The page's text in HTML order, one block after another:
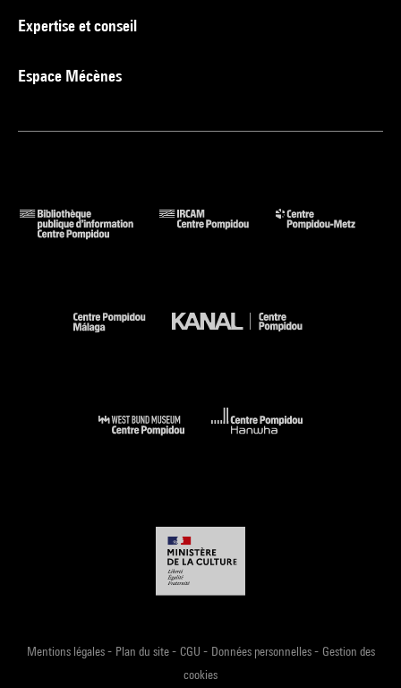
Expertise et conseil
Espace Mécènes
Mentions légales- Plan du site- CGU - Données personnelles- Gestion des
cookies